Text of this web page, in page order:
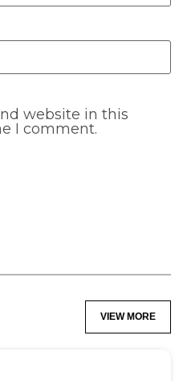
website in this
I comment.
VIEW MORE